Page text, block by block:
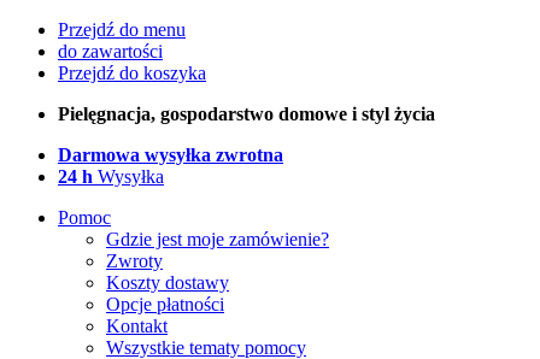
Przejdź do menu
do zawartości
Przejdź do koszyka
Pielęgnacja, gospodarstwo domowe i styl życia
Darmowa wysyłka zwrotna
24 h Wysyłka
Pomoc
Gdzie jest moje zamówienie?
Zwroty
Koszty dostawy
Opcje płatności
Kontakt
Wszystkie tematy pomocy